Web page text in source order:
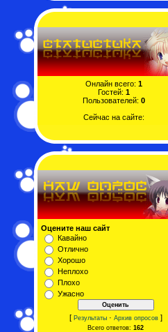
Онлайн всего: 1
Гостей: 1
Пользователей: 0
Сейчас на сайте:
Оцените наш сайт
Кавайно
Отлично
Хорошо
Неплохо
Плохо
Ужасно
[ Результаты· Архив опросов]
Всего ответов: 162